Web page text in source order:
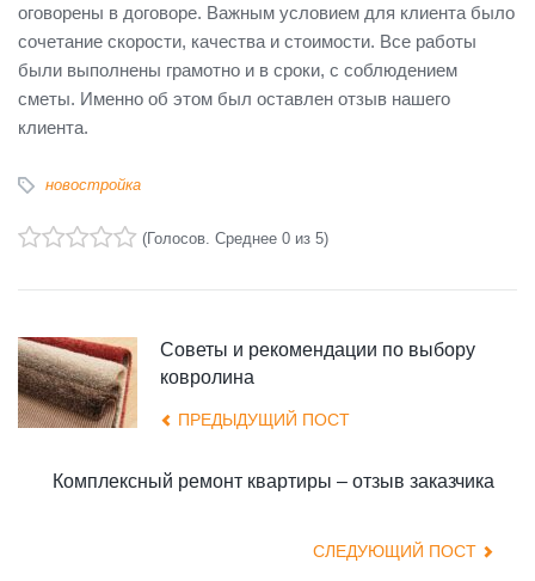
оговорены в договоре. Важным условием для клиента было
сочетание скорости, качества и стоимости. Все работы
были выполнены грамотно и в сроки, с соблюдением
сметы. Именно об этом был оставлен отзыв нашего
клиента.
новостройка
(Голосов . Среднее 0 из 5)
Советы и рекомендации по выбору
ковролина
ПРЕДЫДУЩИЙ ПОСТ
Комплексный ремонт квартиры – отзыв заказчика
СЛЕДУЮЩИЙ ПОСТ